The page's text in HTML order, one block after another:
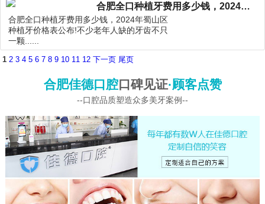
合肥全口种植牙费用多少钱，2024年蜀山区种植牙价格表公布!
合肥全口种植牙费用多少钱，2024年蜀山区
种植牙价格表公布!不少老年人缺的牙齿不只
一颗......
1 2 3 4 5 6 7 8 9 10 11 12 下一页 尾页
合肥佳德口腔口碑见证·顾客点赞
--口腔品质塑造众多美牙案例--